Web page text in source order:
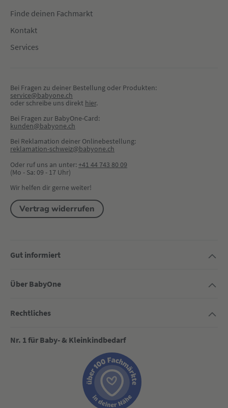
Finde deinen Fachmarkt
Kontakt
Services
Bei Fragen zu deiner Bestellung oder Produkten:
service@babyone.ch
oder schreibe uns direkt hier.
Bei Fragen zur BabyOne-Card:
kunden@babyone.ch
Bei Reklamation deiner Onlinebestellung:
reklamation-schweiz@babyone.ch
Oder ruf uns an unter:+41 44 743 80 09
(Mo - Sa: 09 - 17 Uhr)
Wir helfen dir gerne weiter!
Vertrag widerrufen
Gut informiert
Über BabyOne
Rechtliches
Nr. 1 für Baby- & Kleinkindbedarf